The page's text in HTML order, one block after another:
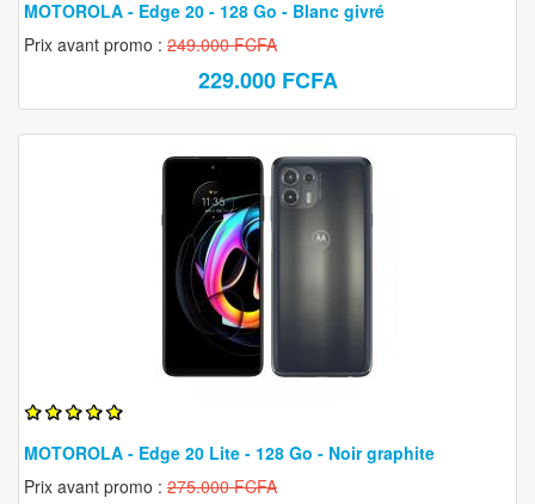
MOTOROLA - Edge 20 - 128 Go - Blanc givré
Prix avant promo : 249.000 FCFA
229.000 FCFA
MOTOROLA - Edge 20 Lite - 128 Go - Noir graphite
Prix avant promo : 275.000 FCFA